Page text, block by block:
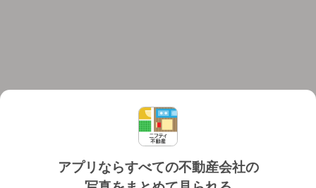
アプリならすべての不動産会社の